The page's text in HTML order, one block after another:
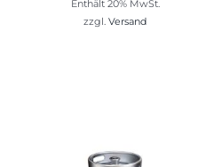
Enthält 20% MwSt.
zzgl.Versand